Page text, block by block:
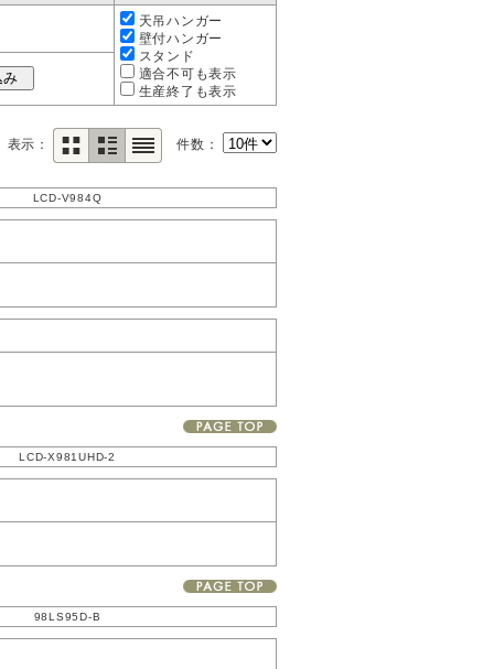
天吊ハンガー
壁付ハンガー
スタンド
適合不可も表示
生産終了も表示
表示： 件数：
LCD-V984Q
LCD-X981UHD-2
98LS95D-B